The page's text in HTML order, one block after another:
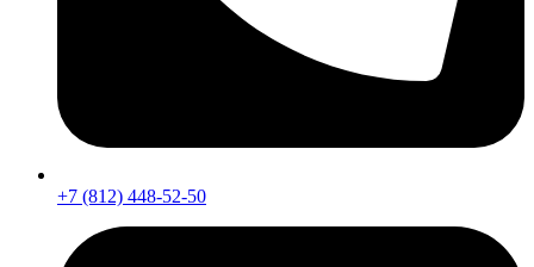
+7 (812) 448-52-50